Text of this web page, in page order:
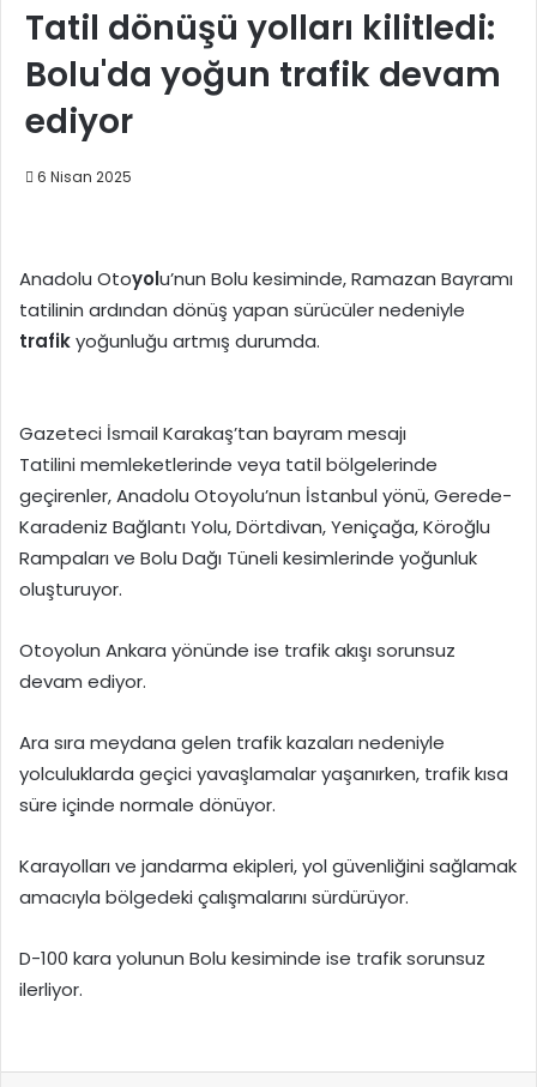
Tatil dönüşü yolları kilitledi:
Bolu'da yoğun trafik devam
ediyor
6 Nisan 2025
Anadolu Otoyolu’nun Bolu kesiminde, Ramazan Bayramı
tatilinin ardından dönüş yapan sürücüler nedeniyle
trafikyoğunluğu artmış durumda.
Gazeteci İsmail Karakaş’tan bayram mesajı
Tatilini memleketlerinde veya tatil bölgelerinde
geçirenler, Anadolu Otoyolu’nun İstanbul yönü, Gerede-
Karadeniz Bağlantı Yolu, Dörtdivan, Yeniçağa, Köroğlu
Rampaları ve Bolu Dağı Tüneli kesimlerinde yoğunluk
oluşturuyor.
Otoyolun Ankara yönünde ise trafik akışı sorunsuz
devam ediyor.
Ara sıra meydana gelen trafik kazaları nedeniyle
yolculuklarda geçici yavaşlamalar yaşanırken, trafik kısa
süre içinde normale dönüyor.
Karayolları ve jandarma ekipleri, yol güvenliğini sağlamak
amacıyla bölgedeki çalışmalarını sürdürüyor.
D-100 kara yolunun Bolu kesiminde ise trafik sorunsuz
ilerliyor.